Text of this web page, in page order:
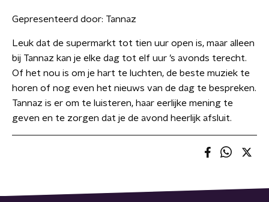
Gepresenteerd door: Tannaz
Leuk dat de supermarkt tot tien uur open is, maar alleen
bij Tannaz kan je elke dag tot elf uur ’s avonds terecht.
Of het nou is om je hart te luchten, de beste muziek te
horen of nog even het nieuws van de dag te bespreken.
Tannaz is er om te luisteren, haar eerlijke mening te
geven en te zorgen dat je de avond heerlijk afsluit.